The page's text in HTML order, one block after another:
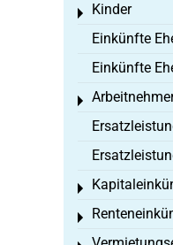
Kinder
Toggle menu
Einkünfte
Einkünfte
Toggle menu
Toggle menu
Toggle menu